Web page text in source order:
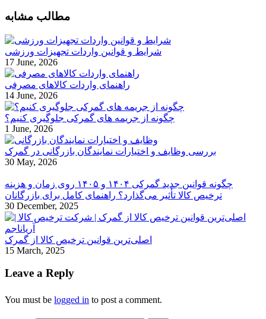
مطالب مشابه
شرایط و قوانین واردات تجهیزات ورزشی
17 June, 2026
راهنمای واردات کالاهای مصرفی
14 June, 2026
چگونه از جریمه‌ های گمرکی جلوگیری کنیم؟
1 June, 2026
بررسی وظایف و اختیارات نمایندگان بازرگانی در گمرک
30 May, 2026
چگونه قوانین جدید گمرکی ۱۴۰۴ و ۱۴۰۵ روی زمان و هزینه
ترخیص کالا تأثیر می‌گذارد؟ راهنمای کامل برای بازرگانان
30 December, 2025
اصلی‌ترین قوانین ترخیص کالا از گمرک
15 March, 2025
Leave a Reply
You must be logged in to post a comment.